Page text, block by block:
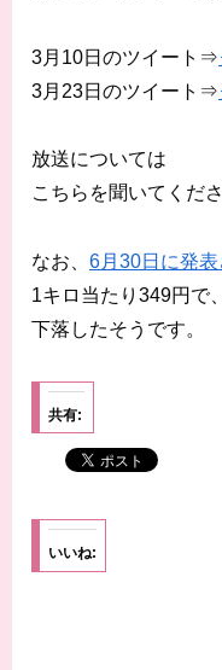
3月10日のツイート⇒
3月23日のツイート⇒
放送については
こちらを聞いてくだ
なお、 6月30日に発
1キロ当たり349円で
下落したそうです。
共有:
いいね: